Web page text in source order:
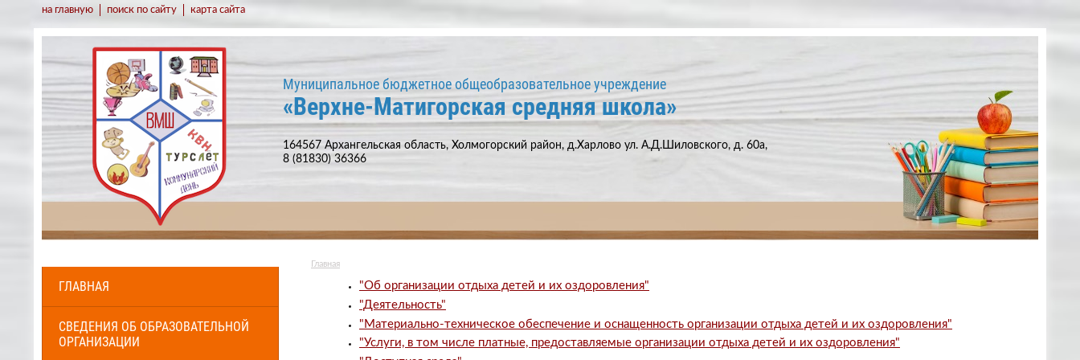
на главную поиск по сайту карта сайта
Муниципальное бюджетное общеобразовательное учреждение
«Верхне-Матигорская средняя школа»
164567 Архангельская область, Холмогорский район, д.Харлово ул. А.Д.Шиловского, д. 60а,
8 (81830) 36366
ГЛАВНАЯ
СВЕДЕНИЯ ОБ ОБРАЗОВАТЕЛЬНОЙ
ОРГАНИЗАЦИИ
Главная
"Об организации отдыха детей и их оздоровления"
"Деятельность"
"Материально-техническое обеспечение и оснащенность организации отдыха детей и их оздоровления"
"Услуги, в том числе платные, предоставляемые организации отдыха детей и их оздоровления"